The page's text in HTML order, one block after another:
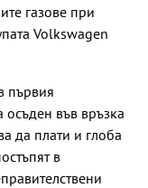
газове при
Volkswagen
първия
осъден във връзка
да плати и глоба
в